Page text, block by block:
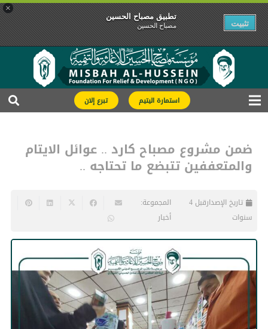
×
تطبیق مصباح الحسین
مصباح الحسین تثبیت
استمارة اليتيم تبرع إلان
ضمن مشروع مصباح كارد .. عوائل الايتام
والمتعففين تتبضع ما تحتاجه ..
تاريخ الإصدار
قبل 4
سنوات
المجموعة:
أخبار